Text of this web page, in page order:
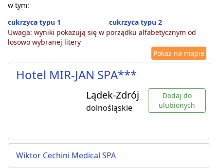
w tym:
cukrzyca typu 1
cukrzyca typu 2
Uwaga: wyniki pokazują się w porządku alfabetycznym od
losowo wybranej litery
Pokaż na mapie
Hotel MIR-JAN SPA***
Lądek-Zdrój
dolnośląskie
Dodaj do
ulubionych
Wiktor Cechini Medical SPA